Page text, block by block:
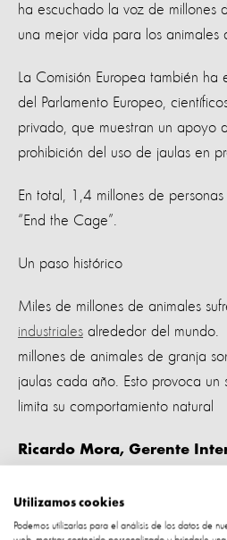
ha escuchado la voz de millones
una mejor vida para los animales
La Comisión Europea también
del Parlamento Europeo,
privado, que muestran un apoyo
prohibición del uso de jaulas en
En total, 1,4 millones de
“End the Cage”.
Un paso histórico
Miles de millones de animales
industriales alrededor del mundo.
millones de animales de granja
jaulas cada año. Esto provoca un
limita su comportamiento natural
Ricardo Mora, Gerente
Animal Protection dice:
Utilizamos cookies
Podemos utilizarlas para el análisis de los datos de